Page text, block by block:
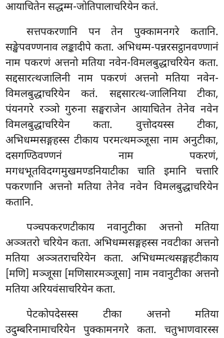
आयाचितेन सद्धम्म-जोतिपालाचरियेन कतं.
सत्तपकरणानि पन तेन पुक्कामनगरे कतानि.
सङ्खेपवण्णनाव लङ्कादीपे कता. अभिधम्म-पन्नरसट्ठानवण्णानं
नाम पकरणं अत्तनो मतिया नवेन-विमलबुद्धाचरियेन कता.
सद्दसारत्थजालिनी नाम पकरणं अत्तनो मतिया नवेन-
विमलबुद्धाचरियेन कतं. सद्दसारत्थ-जालिनिया टीका,
पंयनगरे रञ्ञो गुरुना सङ्घराजेन आयाचितेन तेनेव नवेन
विमलबुद्धाचरियेन कता. वुत्तोदयस्स टीका,
अभिधम्मसङ्गहस्स टीकाय परमत्थमञ्जूसा नाम अनुटीका,
दसगण्ठिवण्णनं नाम पकरणं,
मगधभूतविदग्गमुखमण्डनियाटीका चाति इमानि चत्तारि
पकरणानि अत्तनो मतिया तेनेव नवेन विमलबुद्धाचरियेन
कतानि.
पञ्चपकरणटीकाय नवानुटीका अत्तनो मतिया
अञ्ञतरो चरियेन कता. अभिधम्मसङ्गहस्स नवटीका अत्तनो
मतिया अञ्ञतराचरियेन कता. अभिधम्मत्थसङ्गहटीकाय
[मणि] मञ्जूसा [मणिसारमञ्जूसा] नाम नवानुटीका अत्तनो
मतिया अरियवंसाचरियेन कता.
पेटकोपदेसस्स टीका अत्तनो मतिया
उदुम्बरिनामाचरियेन पुक्कामनगरे कता. चतुभाणवारस्स